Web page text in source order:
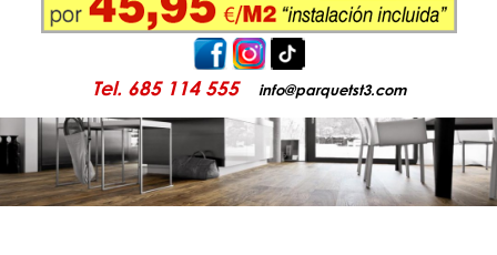
Tel. 685 114 555 info@parquetst3.com